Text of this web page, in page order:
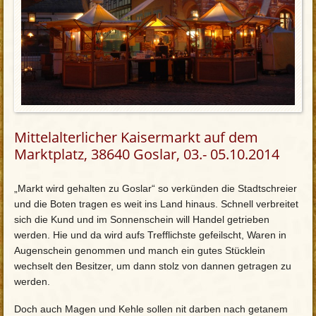
Mittelalterlicher Kaisermarkt auf dem
Marktplatz, 38640 Goslar, 03.- 05.10.2014
„Markt wird gehalten zu Goslar“ so verkünden die Stadtschreier
und die Boten tragen es weit ins Land hinaus. Schnell verbreitet
sich die Kund und im Sonnenschein will Handel getrieben
werden. Hie und da wird aufs Trefflichste gefeilscht, Waren in
Augenschein genommen und manch ein gutes Stücklein
wechselt den Besitzer, um dann stolz von dannen getragen zu
werden.
Doch auch Magen und Kehle sollen nit darben nach getanem